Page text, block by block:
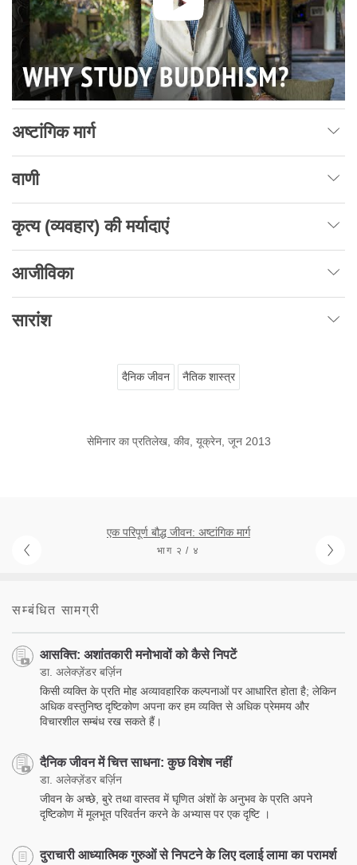
अष्टांगिक मार्ग
वाणी
कृत्य (व्यवहार) की मर्यादाएं
आजीविका
सारांश
दैनिक जीवन नैतिक शास्त्र
सेमिनार का प्रतिलेख, कीव, यूक्रेन, जून 2013
एक परिपूर्ण बौद्ध जीवन: अष्टांगिक मार्ग
भाग २ / ४
सम्बंधित सामग्री
आसक्ति: अशांतकारी मनोभावों को कैसे निपटें
डा. अलेक्ज़ेंडर बर्ज़िन
किसी व्यक्ति के प्रति मोह अव्यावहारिक कल्पनाओं पर आधारित होता है; लेकिन
अधिक वस्तुनिष्ठ दृष्टिकोण अपना कर हम व्यक्ति से अधिक प्रेममय और
विचारशील सम्बंध रख सकते हैं।
दैनिक जीवन में चित्त साधना: कुछ विशेष नहीं
डा. अलेक्ज़ेंडर बर्ज़िन
जीवन के अच्छे, बुरे तथा वास्तव में घृणित अंशों के अनुभव के प्रति अपने
दृष्टिकोण में मूलभूत परिवर्तन करने के अभ्यास पर एक दृष्टि ।
दुराचारी आध्यात्मिक गुरुओं से निपटने के लिए दलाई लामा का परामर्श